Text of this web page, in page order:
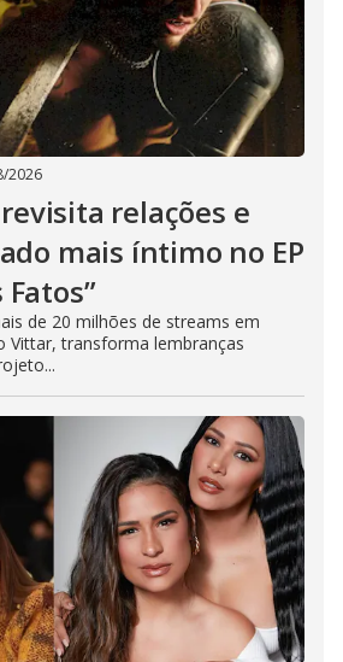
2026
revisita relações e
mais íntimo no EP
Fatos”
de 20 milhões de streams em
Vittar, transforma lembranças